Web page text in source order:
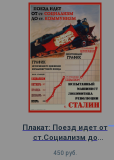
Плакат: Поезд идет от
ст.Социализм до
450 руб.